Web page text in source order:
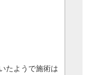
たようで施術は